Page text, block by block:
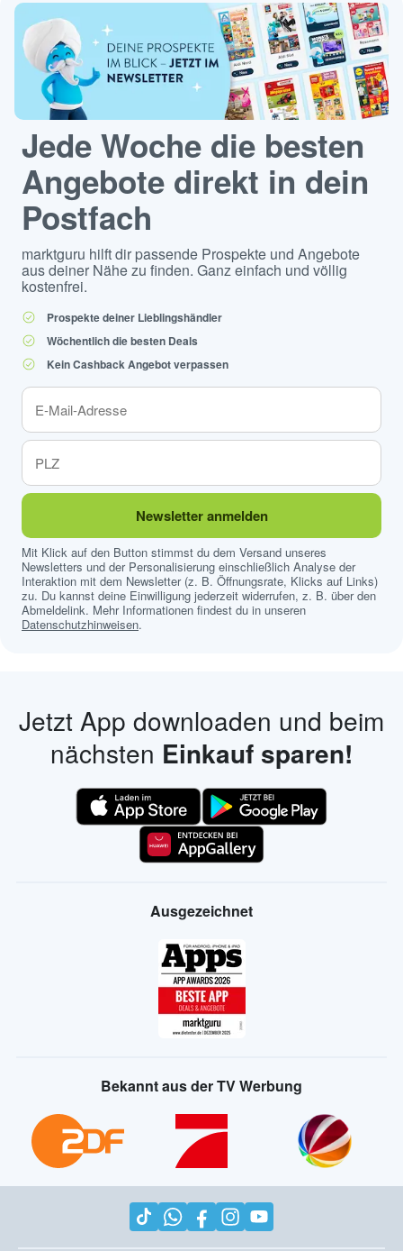
Jede Woche die besten
Angebote direkt in dein
Postfach
marktguru hilft dir passende Prospekte und Angebote
aus deiner Nähe zu finden. Ganz einfach und völlig
kostenfrei.
Prospekte deiner Lieblingshändler
Wöchentlich die besten Deals
Kein Cashback Angebot verpassen
Newsletter anmelden
Mit Klick auf den Button stimmst du dem Versand unseres
Newsletters und der Personalisierung einschließlich Analyse der
Interaktion mit dem Newsletter (z. B. Öffnungsrate, Klicks auf Links)
zu. Du kannst deine Einwilligung jederzeit widerrufen, z. B. über den
Abmeldelink. Mehr Informationen findest du in unseren
Datenschutzhinweisen.
Jetzt App downloaden und beim
nächsten Einkauf sparen!
Ausgezeichnet
Bekannt aus der TV Werbung